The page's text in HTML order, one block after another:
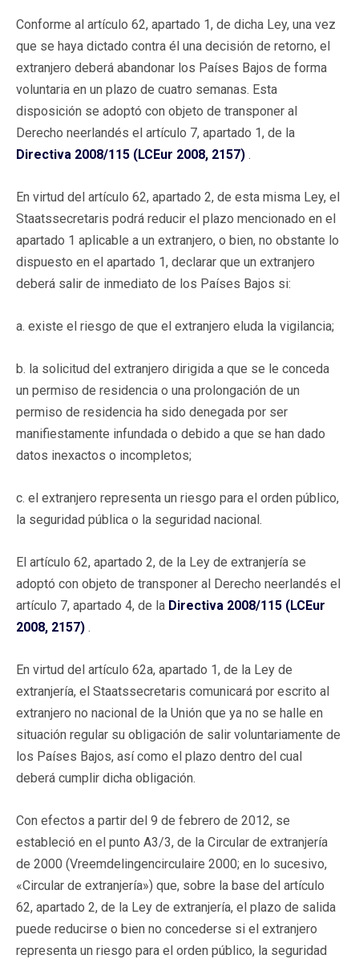
Conforme al artículo 62, apartado 1, de dicha Ley, una vez
que se haya dictado contra él una decisión de retorno, el
extranjero deberá abandonar los Países Bajos de forma
voluntaria en un plazo de cuatro semanas. Esta
disposición se adoptó con objeto de transponer al
Derecho neerlandés el artículo 7, apartado 1, de la
Directiva 2008/115 (LCEur 2008, 2157) .
En virtud del artículo 62, apartado 2, de esta misma Ley, el
Staatssecretaris podrá reducir el plazo mencionado en el
apartado 1 aplicable a un extranjero, o bien, no obstante lo
dispuesto en el apartado 1, declarar que un extranjero
deberá salir de inmediato de los Países Bajos si:
a. existe el riesgo de que el extranjero eluda la vigilancia;
b. la solicitud del extranjero dirigida a que se le conceda
un permiso de residencia o una prolongación de un
permiso de residencia ha sido denegada por ser
manifiestamente infundada o debido a que se han dado
datos inexactos o incompletos;
c. el extranjero representa un riesgo para el orden público,
la seguridad pública o la seguridad nacional.
El artículo 62, apartado 2, de la Ley de extranjería se
adoptó con objeto de transponer al Derecho neerlandés el
artículo 7, apartado 4, de la Directiva 2008/115 (LCEur
2008, 2157) .
En virtud del artículo 62a, apartado 1, de la Ley de
extranjería, el Staatssecretaris comunicará por escrito al
extranjero no nacional de la Unión que ya no se halle en
situación regular su obligación de salir voluntariamente de
los Países Bajos, así como el plazo dentro del cual
deberá cumplir dicha obligación.
Con efectos a partir del 9 de febrero de 2012, se
estableció en el punto A3/3, de la Circular de extranjería
de 2000 (Vreemdelingencirculaire 2000; en lo sucesivo,
«Circular de extranjería») que, sobre la base del artículo
62, apartado 2, de la Ley de extranjería, el plazo de salida
puede reducirse o bien no concederse si el extranjero
representa un riesgo para el orden público, la seguridad